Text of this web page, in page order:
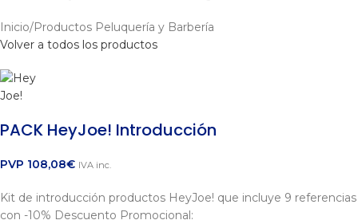
Inicio/Productos Peluquería y Barbería
Volver a todos los productos
PACK HeyJoe! Introducción
PVP 108,08€ IVA inc.
Kit de introducción productos HeyJoe! que incluye 9 referencias
con -10% Descuento Promocional: